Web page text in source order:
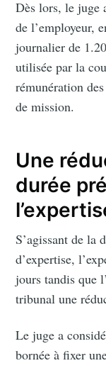
Dès lors, le juge
de l’employeur,
journalier de
utilisée par la
rémunération
de mission.
Une
durée
S’agissant de la
d’expertise,
jours tandis que
tribunal une
Le juge a
bornée à fixer